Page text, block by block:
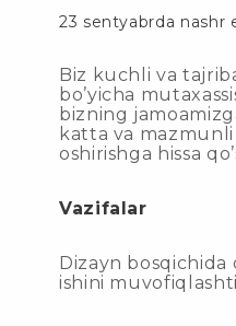
23 sentyabrda nashr
Biz kuchli va
bo’yicha
bizning
katta va
oshirishga hissa
Vazifalar
Dizayn
ishini